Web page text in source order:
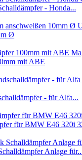
- Honda...
Ø
mit ABE
- für Alfa...
für BMW E46 320i
Anlage